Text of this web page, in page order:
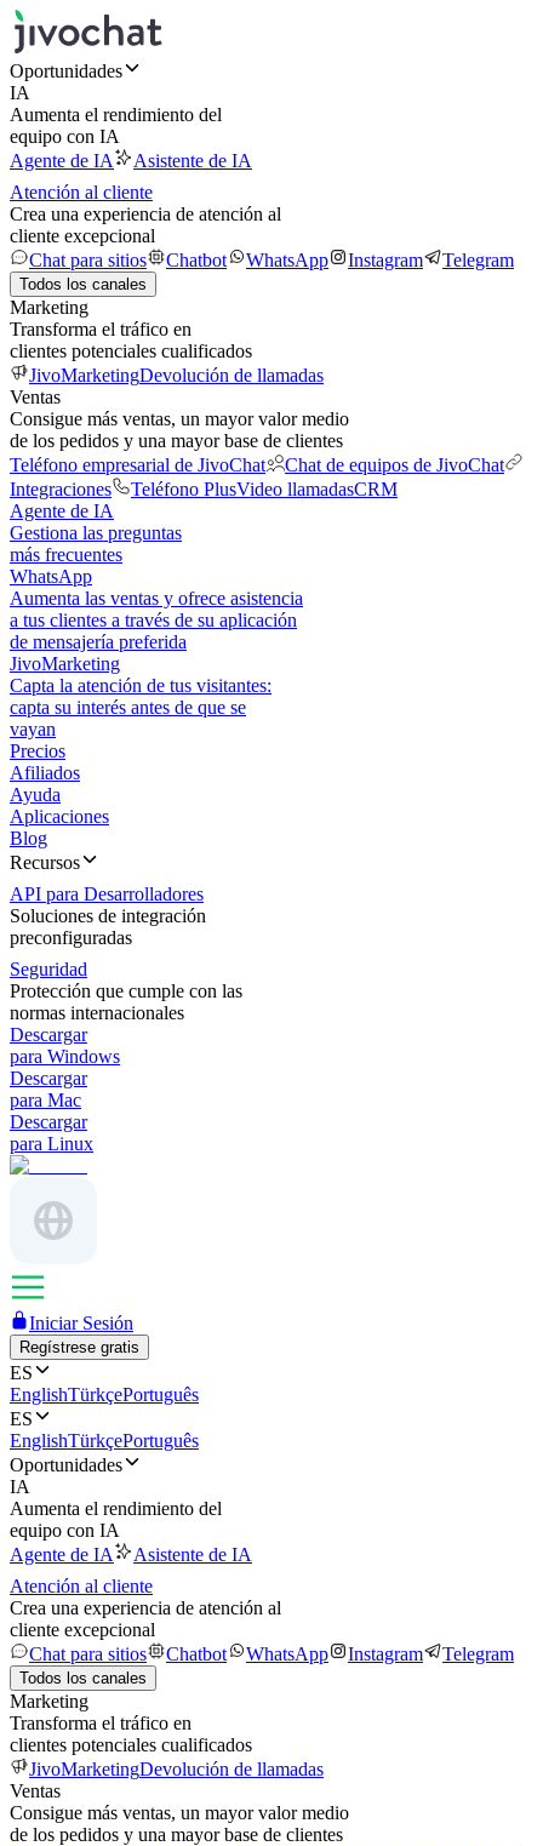
Oportunidades
IA
Aumenta el rendimiento del
equipo con IA
Agente de IA
Asistente de IA
Atención al cliente
Crea una experiencia de atención al
cliente excepcional
Chat para sitios
Chatbot WhatsApp Instagram Telegram
Todos los canales
Marketing
Transforma el tráfico en
clientes potenciales cualificados
JivoMarketingDevolución de llamadas
Ventas
Consigue más ventas, un mayor valor medio
de los pedidos y una mayor base de clientes
Teléfono empresarial de JivoChat
Chat de equipos de JivoChat
Integraciones
Teléfono PlusVideo llamadasCRM
Agente de IA
Gestiona las preguntas
más frecuentes
WhatsApp
Aumenta las ventas y ofrece asistencia
a tus clientes a través de su aplicación
de mensajería preferida
JivoMarketing
Capta la atención de tus visitantes:
capta su interés antes de que se
vayan
Precios
Afiliados
Ayuda
Aplicaciones
Blog
Recursos
API para Desarrolladores
Soluciones de integración
preconfiguradas
Seguridad
Protección que cumple con las
normas internacionales
Descargar
para Windows
Descargar
para Mac
Descargar
para Linux
Iniciar Sesión
Regístrese gratis
ES
EnglishTürkçePortuguês
ES
EnglishTürkçePortuguês
Oportunidades
IA
Aumenta el rendimiento del
equipo con IA
Agente de IA
Asistente de IA
Atención al cliente
Crea una experiencia de atención al
cliente excepcional
Chat para sitios
Chatbot WhatsApp Instagram Telegram
Todos los canales
Marketing
Transforma el tráfico en
clientes potenciales cualificados
JivoMarketingDevolución de llamadas
Ventas
Consigue más ventas, un mayor valor medio
de los pedidos y una mayor base de clientes